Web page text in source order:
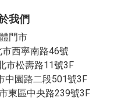
我們
門市
市西寧南路46號
市松壽路11號3F
中園路二段501號3F
東區中央路239號3F